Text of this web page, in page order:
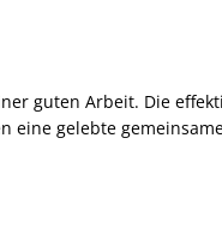
guten Arbeit. Die
eine gelebte